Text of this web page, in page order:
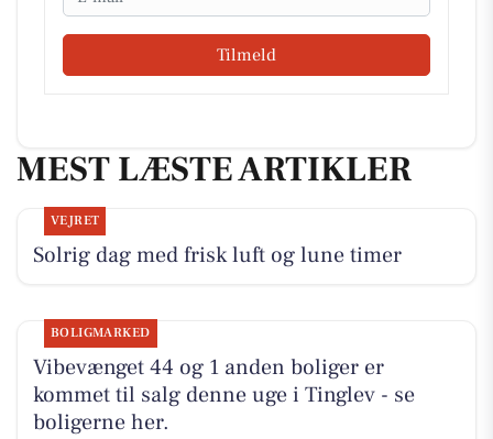
Tilmeld
MEST LÆSTE ARTIKLER
VEJRET
Solrig dag med frisk luft og lune timer
BOLIGMARKED
Vibevænget 44 og 1 anden boliger er
kommet til salg denne uge i Tinglev - se
boligerne her.